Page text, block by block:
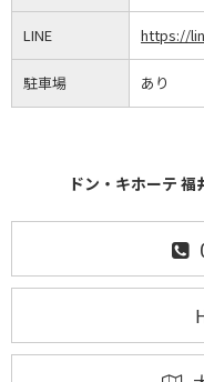
LINE https://
駐車場 あり
ドン・キホーテ 福